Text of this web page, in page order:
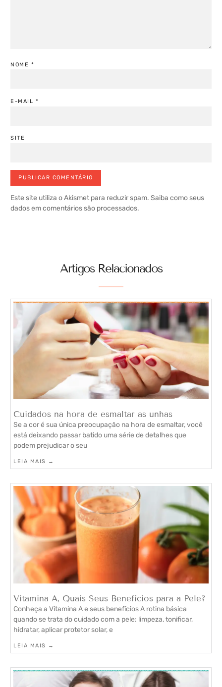
NOME *
E-MAIL *
SITE
Este site utiliza o Akismet para reduzir spam. Saiba como seus
dados em comentários são processados.
Artigos Relacionados
Cuidados na hora de esmaltar as unhas
Se a cor é sua única preocupação na hora de esmaltar, você
está deixando passar batido uma série de detalhes que
podem prejudicar o seu
LEIA MAIS →
Vitamina A, Quais Seus Benefícios para a Pele?
Conheça a Vitamina A e seus benefícios A rotina básica
quando se trata do cuidado com a pele: limpeza, tonificar,
hidratar, aplicar protetor solar, e
LEIA MAIS →